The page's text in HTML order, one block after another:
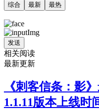
综合 最新 最热
发送
相关阅读
最新更新
《刺客信条：影
1.1.11版本上线时